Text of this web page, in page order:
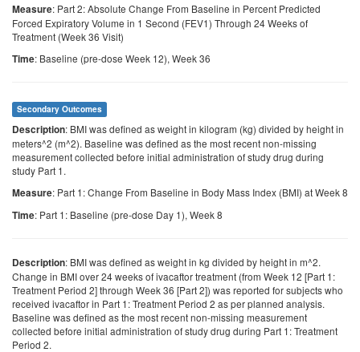
Measure: Part 2: Absolute Change From Baseline in Percent Predicted
Forced Expiratory Volume in 1 Second (FEV1) Through 24 Weeks of
Treatment (Week 36 Visit)
Time: Baseline (pre-dose Week 12), Week 36
Secondary Outcomes
Description: BMI was defined as weight in kilogram (kg) divided by height in
meters^2 (m^2). Baseline was defined as the most recent non-missing
measurement collected before initial administration of study drug during
study Part 1.
Measure: Part 1: Change From Baseline in Body Mass Index (BMI) at Week 8
Time: Part 1: Baseline (pre-dose Day 1), Week 8
Description: BMI was defined as weight in kg divided by height in m^2.
Change in BMI over 24 weeks of ivacaftor treatment (from Week 12 [Part 1:
Treatment Period 2] through Week 36 [Part 2]) was reported for subjects who
received ivacaftor in Part 1: Treatment Period 2 as per planned analysis.
Baseline was defined as the most recent non-missing measurement
collected before initial administration of study drug during Part 1: Treatment
Period 2.